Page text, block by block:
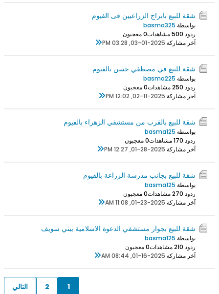
شقة للبيع بابراج الزراعيين فى الفيوم
بواسطة basma325
ردود 0
50 مشاهدات
0 معجبون
آخر مشاركة 03-01-2025, 03:28 PM
شقة للبيع في مصطفي حسن بالفيوم
بواسطة basma225
ردود 0
25 مشاهدات
0 معجبون
آخر مشاركة 02-11-2025, 12:02 PM
شقة للبيع بالقرب من مستشفي الزهراء بالفيوم
بواسطة basma125
ردود 0
17 مشاهدات
0 معجبون
آخر مشاركة 01-28-2025, 12:27 PM
شقة للبيع بجانب مدرسة الزراعة بالفيوم
بواسطة basma125
ردود 0
27 مشاهدات
0 معجبون
آخر مشاركة 01-23-2025, 11:08 AM
شقة للبيع بجوار مستشفي الدعوة الاسلامية ببني سويف
بواسطة basma125
ردود 0
21 مشاهدات
0 معجبون
آخر مشاركة 01-16-2025, 08:44 AM
1
2 التالي